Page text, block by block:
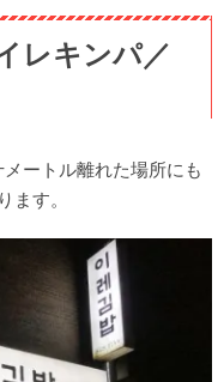
レキンパ／
ートル離れた場所にも
ます。